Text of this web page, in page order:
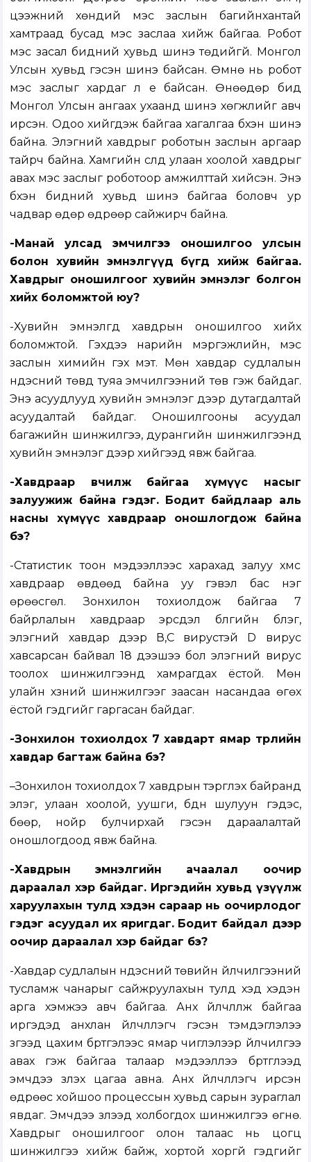
цээжний хөндий мэс заслын багийнхантай
хамтраад бусад мэс заслаа хийж байгаа. Робот
мэс засал бидний хувьд шинэ төдийгүй. Монгол
Улсын хувьд гэсэн шинэ байсан. Өмнө нь робот
мэс заслыг хардаг л үе байсан. Өнөөдөр бид
Монгол Улсын ангаах ухаанд шинэ хөгжлийг авч
ирсэн. Одоо хийгдэж байгаа хагалгаа бүхэн шинэ
байна. Элэгний хавдрыг роботын заслын аргаар
тайрч байна. Хамгийн сүүлд улаан хоолой хавдрыг
авах мэс заслыг роботоор амжилттай хийсэн. Энэ
бүхэн бидний хувьд шинэ байгаа боловч ур
чадвар өдөр өдрөөр сайжирч байна.
-Манай улсад эмчилгээ оношилгоо улсын
болон хувийн эмнэлгүүд бүгд хийж байгаа.
Хавдрыг оношилгоог хувийн эмнэлэг болгон
хийх боломжтой юу?
-Хувийн эмнэлгүүд хавдрын оношилгоо хийх
боломжтой. Гэхдээ нарийн мэргэжлийн, мэс
заслын химийн гэх мэт. Мөн хавдар судлалын
үндэсний төвд туяа эмчилгээний төв гэж байдаг.
Энэ асуудлууд хувийн эмнэлэг дээр дутагдалтай
асуудалтай байдаг. Оношилгооны асуудал
багажийн шинжилгээ, дурангийн шинжилгээнүүд
хувийн эмнэлэг дээр хийгээд явж байгаа.
-Хавдраар өвчилж байгаа хүмүүс насыг
залуужиж байна гэдэг. Бодит байдлаар аль
насны хүмүүс хавдраар оношлогдож байна
бэ?
-Статистик тоон мэдээллээс харахад залуу хүмүүс
хавдраар өвдөөд байна уу гэвэл бас нэг
өрөөсгөл. Зонхилон тохиолдож байгаа 7
байрлалын хавдраар эрсдэл бүлгийн бүлэг,
элэгний хавдар дээр В,С вирустэй D вирус
хавсарсан байвал 18 дээшээ бол элэгний вирус
тоолох шинжилгээнд хамрагдах ёстой. Мөн
улайн хүзүүний шинжилгээг заасан насандаа өгөх
ёстой гэдгийг гаргасан байдаг.
-Зонхилон тохиолдох 7 хавдарт ямар төрлийн
хавдар багтаж байна бэ?
–Зонхилон тохиолдох 7 хавдрын тэргүүлэх байранд
элэг, улаан хоолой, уушги, бүдүүн шулуун гэдэс,
бөөр, нойр булчирхай гэсэн дараалалтай
оношлогдоод явж байна.
-Хавдрын эмнэлгийн ачаалал оочир
дараалал хэр байдаг. Иргэдийн хувьд үзүүлж
харуулахын тулд хэдэн сараар нь оочирлодог
гэдэг асуудал их яригдаг. Бодит байдал дээр
оочир дараалал хэр байдаг бэ?
-Хавдар судлалын үндэсний төвийн үйлчилгээний
тусламж чанарыг сайжруулахын тулд хэд хэдэн
арга хэмжээ авч байгаа. Анх үйлчлүүлж байгаа
иргэдэд анхлан үйлчлүүлэгч гэсэн тэмдэглэлээ
зүүгээд цахим бүртгэлээс ямар чиглэлээр үйлчилгээ
авах гэж байгаа талаар мэдээллээ бүртгүүлээд
эмчдээ үзүүлэх цагаа авна. Анх үйлчлүүлэгч ирсэн
өдрөөс хойшоо процессын хувьд сарын зураглал
явдаг. Эмчдээ үзүүлээд холбогдох шинжилгээ өгнө.
Хавдрыг оношилгоог олон талаас нь цогц
шинжилгээ хийж байж, хортой хоргүй гэдгийг